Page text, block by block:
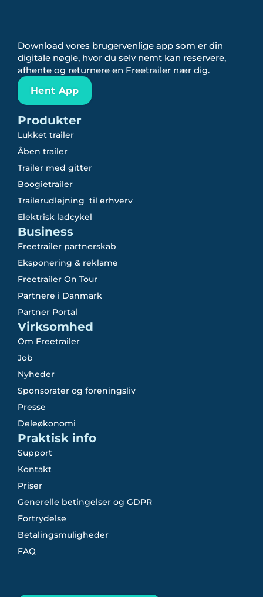
Download vores brugervenlige app som er din
digitale nøgle, hvor du selv nemt kan reservere,
afhente og returnere en Freetrailer nær dig.
Hent App
Produkter
Lukket trailer
Åben trailer
Trailer med gitter
Boogietrailer
Trailerudlejning til erhverv
Elektrisk ladcykel
Business
Freetrailer partnerskab
Eksponering & reklame
Freetrailer On Tour
Partnere i Danmark
Partner Portal
Virksomhed
Om Freetrailer
Job
Nyheder
Sponsorater og foreningsliv
Presse
Deleøkonomi
Praktisk info
Support
Kontakt
Priser
Generelle betingelser og GDPR
Fortrydelse
Betalingsmuligheder
FAQ